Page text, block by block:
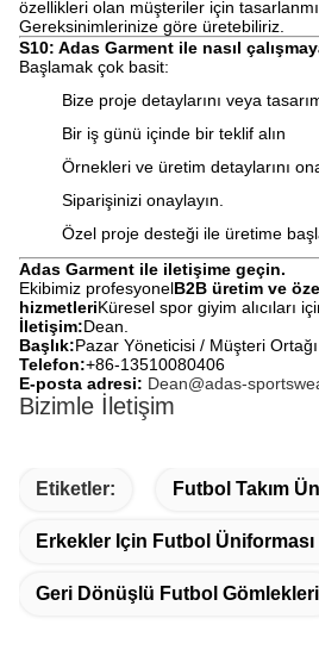
özellikleri olan müşteriler için
Gereksinimlerinize göre üretebiliriz.
S10: Adas Garment ile nasıl
Başlamak çok basit:
Bize proje detaylarını veya
Bir iş günü içinde bir teklif alın
Örnekleri ve üretim detaylarını
Siparişinizi onaylayın.
Özel proje desteği ile üretime
Adas Garment ile iletişime geçin.
Ekibimiz profesyonelB2B üretim ve
hizmetleriKüresel spor giyim alıcıları
İletişim:Dean.
Başlık:Pazar Yöneticisi / Müşteri Ortağı
Telefon:+86-13510080406
E-posta adresi: Dean@adas-
Bizimle İletişim
Etiketler: Futbol Takım
Erkekler Için Futbol Üniforması
Geri Dönüşlü Futbol Gömlekleri